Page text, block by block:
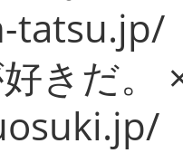
tatsu.jp/
きだ。